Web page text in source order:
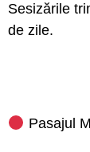
Sesizările
de zile.
Pasajul